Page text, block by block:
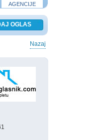
AGENCIJE
Nazaj